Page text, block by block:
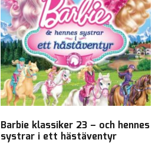
Barbie klassiker 23 – och hennes
systrar i ett hästäventyr